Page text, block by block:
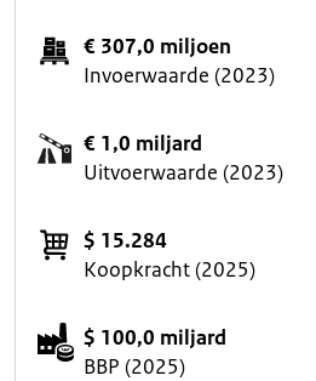
€ 307,0 miljoen
Invoerwaarde (2023)
€ 1,0 miljard
Uitvoerwaarde (2023)
$ 15.284
Koopkracht (2025)
$ 100,0 miljard
BBP (2025)